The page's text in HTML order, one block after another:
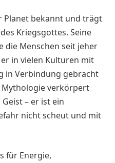
Planet bekannt und trägt
Kriegsgottes. Seine
die Menschen seit jeher
in vielen Kulturen mit
in Verbindung gebracht
verkörpert
– er ist ein
nicht scheut und mit
für Energie,